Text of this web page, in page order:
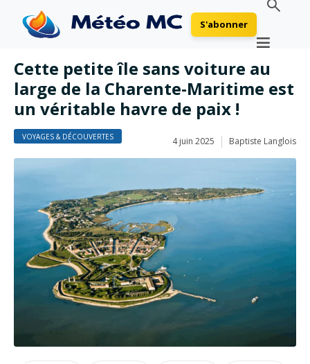
S'abonner
Cette petite île sans voiture au
large de la Charente-Maritime est
un véritable havre de paix !
VOYAGES & DÉCOUVERTES 4 juin 2025 Baptiste Langlois